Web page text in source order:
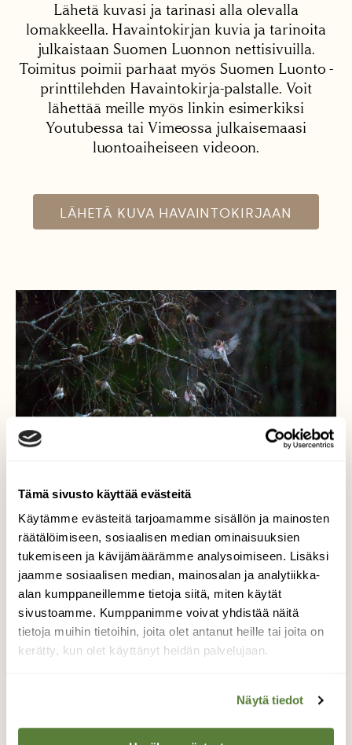
Tämä sivusto käyttää evästeitä
Käytämme evästeitä tarjoamamme sisällön ja mainosten
räätälöimiseen, sosiaalisen median ominaisuuksien
tukemiseen ja kävijämäärämme analysoimiseen. Lisäksi
jaamme sosiaalisen median, mainosalan ja analytiikka-
alan kumppaneillemme tietoja siitä, miten käytät
sivustoamme. Kumppanimme voivat yhdistää näitä
tietoja muihin tietoihin, joita olet antanut heille tai joita on
kerätty, kun olet käyttänyt heidän palvelujaan.
Näytä tiedot
Lähetä kuvasi ja tarinasi alla olevalla
lomakkeella. Havaintokirjan kuvia ja tarinoita
julkaistaan Suomen Luonnon nettisivuilla.
Toimitus poimii parhaat myös Suomen Luonto -
printtilehden Havaintokirja-palstalle. Voit
lähettää meille myös linkin esimerkiksi
Youtubessa tai Vimeossa julkaisemaasi
luontoaiheiseen videoon.
LÄHETÄ KUVA HAVAINTOKIRJAAN
Urpiaiset
Pieni parvi urpiaisia kävi pihakoivussa
ruokailemasss.
TAKAISIN LISTAAN